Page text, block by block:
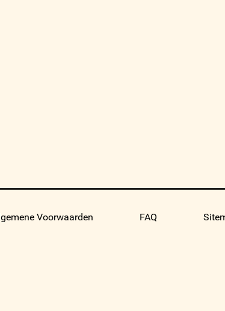
Voorwaarden FAQ